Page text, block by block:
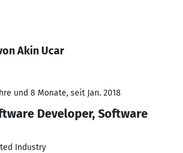
Akin Ucar
und 8 Monate, seit Jan. 2018
Developer, Software
Industry